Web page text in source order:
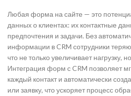
Любая форма на сайте — это
данных о клиентах: их контактные
предпочтения и задачи. Без
информации в CRM сотрудники
что не только увеличивает нагрузку,
Интеграция форм с CRM позволяет
каждый контакт и автоматически
или заявку, что ускоряет процесс